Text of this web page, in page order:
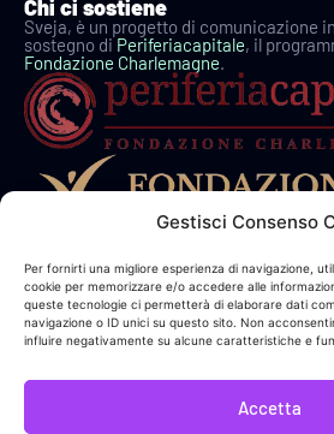
Gestisci Consenso
Per fornirti una migliore esperienza di navigazione,
cookie per memorizzare e/o accedere alle
queste tecnologie ci permetterà di elaborare dati
navigazione o ID unici su questo sito. Non
influire negativamente su alcune caratteristiche e
Accetta
Chi ci sostiene
Sveja, è un progetto di comunicazione
sostegno di Periferiacapitale, il
Fondazione Charlemagne.
In collaborazione con